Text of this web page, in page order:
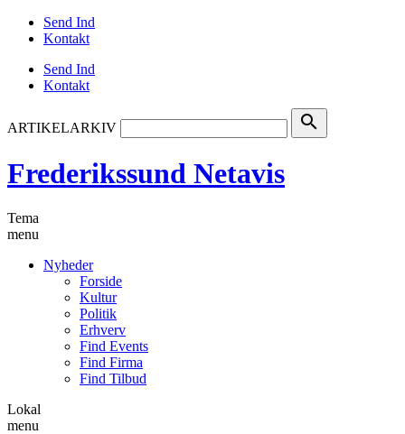
Send Ind
Kontakt
Send Ind
Kontakt
ARTIKELARKIV search
Frederikssund Netavis
Tema
menu
Nyheder
Forside
Kultur
Politik
Erhverv
Find Events
Find Firma
Find Tilbud
Lokal
menu